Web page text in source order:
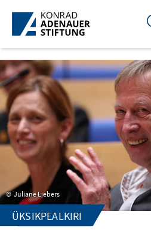
Skip to Main Content
Juliane Liebers
ÜKSIKPEALKIRI